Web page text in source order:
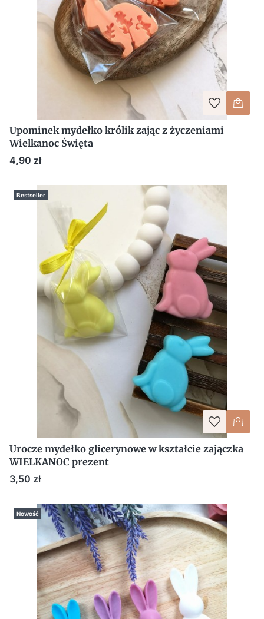
Upominek mydełko królik zając z życzeniami
Wielkanoc Święta
Cena
4,90 zł
Bestseller
Urocze mydełko glicerynowe w kształcie zajączka
WIELKANOC prezent
Cena
3,50 zł
Nowość